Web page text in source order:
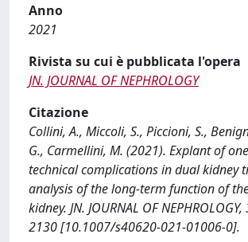
Anno
2021
Rivista su cui è pubblicata l'opera
JN. JOURNAL OF NEPHROLOGY
Citazione
Collini, A., Miccoli, S., Piccioni, S.,
G., Carmellini, M. (2021). Explant of
technical complications in dual kidney
analysis of the long-term function of
kidney. JN. JOURNAL OF
2130 [10.1007/s40620-021-01006-0].